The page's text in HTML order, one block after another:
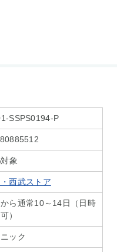
SSPS0194-P
象
西武ストア
ら通常10～14日（日時
）
ック